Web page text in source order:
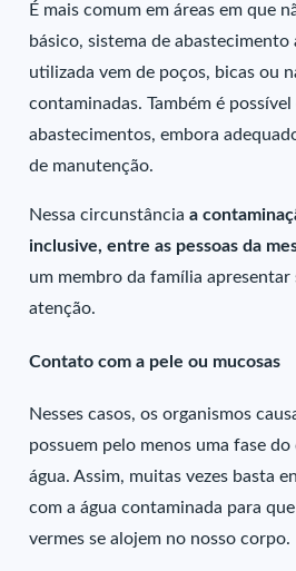
É mais comum em áreas em que
básico, sistema de abastecimento
utilizada vem de poços, bicas ou
contaminadas. Também é
abastecimentos, embora
de manutenção.
Nessa circunstânciaa
inclusive, entre as pessoas da
um membro da família apresentar
atenção.
Contato com a pele ou mucosas
Nesses casos, os organismos
possuem pelo menos uma fase
água. Assim, muitas vezes basta
com a água contaminada para
vermes se alojem no nosso corpo.